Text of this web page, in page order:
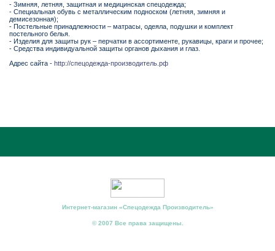
- Зимняя, летняя, защитная и медицинская спецодежда;
- Специальная обувь с металлическим подноском (летняя, зимняя и
демисезонная);
- Постельные принадлежности – матрасы, одеяла, подушки и комплект
постельного белья.
- Изделия для защиты рук – перчатки в ассортименте, рукавицы, краги и прочее;
- Средства индивидуальной защиты органов дыхания и глаз.
Адрес сайта - http://спецодежда-производитель.рф
Интернет-магазин «Спецодежда Производитель»
© 2007 Все права защищены.